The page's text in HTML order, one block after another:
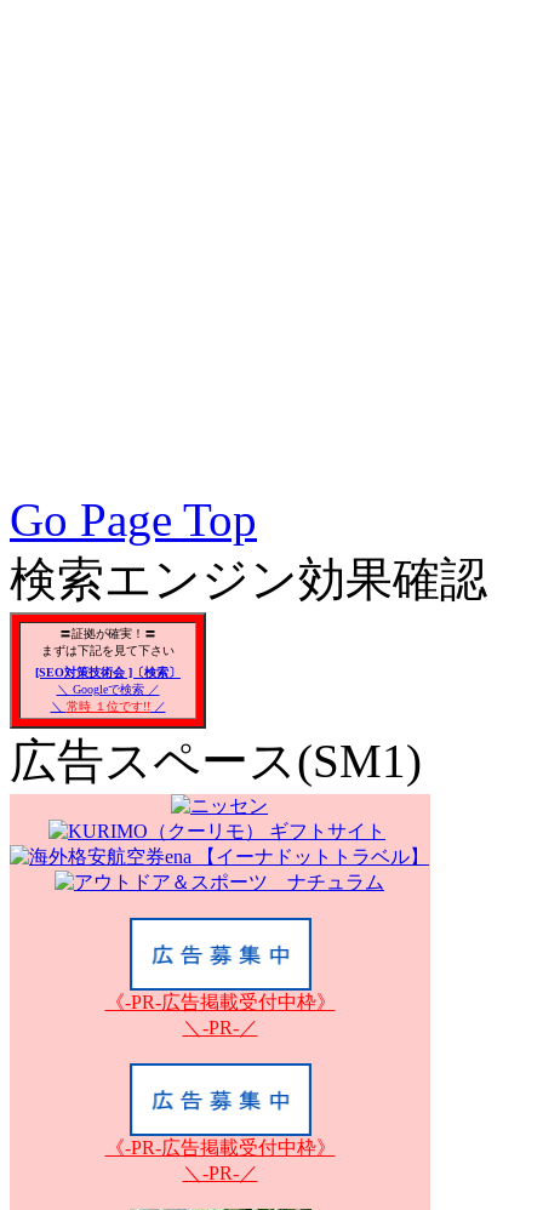
Go Page Top
検索エンジン効果確認
〓証拠が確実！〓
まずは下記を見て下さい
[SEO対策技術会 ]〔検索〕
＼ Googleで検索 ／
＼ 常時 １位です!!／
広告スペース(SM1)
《-PR-広告掲載受付中枠》
＼-PR-／
《-PR-広告掲載受付中枠》
＼-PR-／